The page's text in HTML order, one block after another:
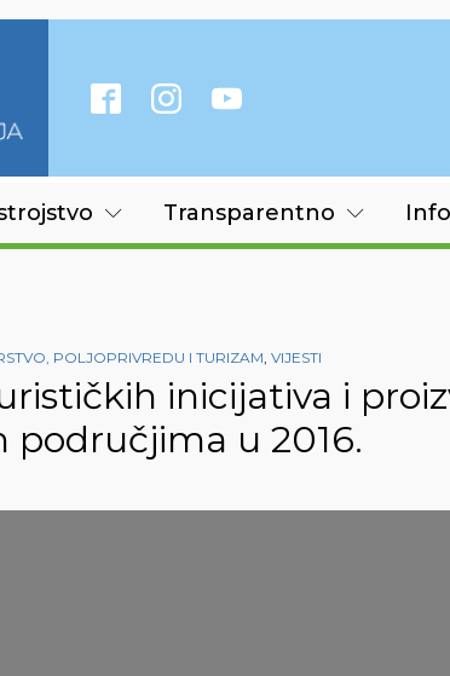
Transparentno
POLJOPRIVREDU I TURIZAM, VIJESTI
inicijativa i
u 2016.